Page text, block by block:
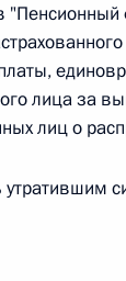
Российской
лица за
лиц о
утратившим